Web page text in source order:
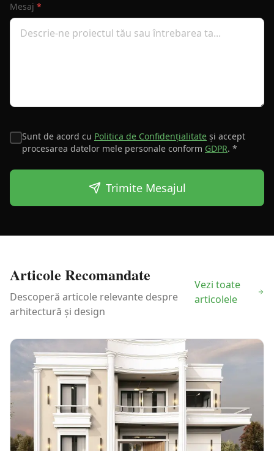
Mesaj *
Sunt de acord cu Politica de Confidențialitate și accept
procesarea datelor mele personale conform GDPR. *
Trimite Mesajul
Articole Recomandate
Descoperă articole relevante despre
arhitectură și design
Vezi toate
articolele